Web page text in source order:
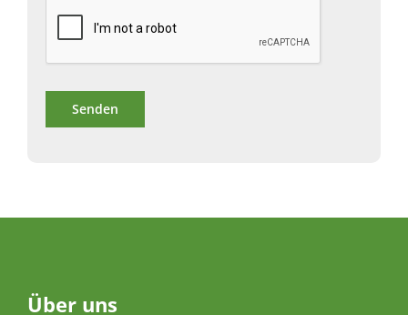
Über uns